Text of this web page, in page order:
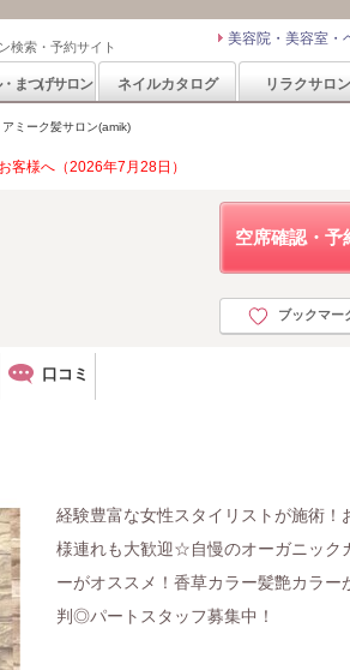
検索・予約サイト 美容院・美容室・
まつげサロン ネイルカタログ リラクサロン
アミーク髪サロン(amik)
客様へ（2026年7月28日）
空席確認・予
ブックマー
口コミ
経験豊富な女性スタイリストが施術！
様連れも大歓迎☆自慢のオーガニック
ーがオススメ！香草カラー髪艶カラー
判◎パートスタッフ募集中！